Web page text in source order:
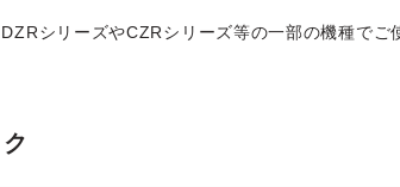
シリーズやCZRシリーズ等の一部の機種でご